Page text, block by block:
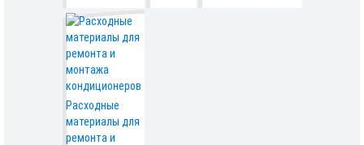
Расходные
материалы для
ремонта и